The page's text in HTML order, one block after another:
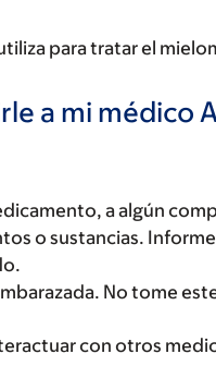
para tratar el
a mi médico
a algún
o sustancias.
No tome
con otros